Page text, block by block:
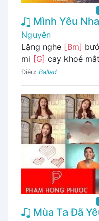
Mình Yêu
Nguyễn
Lặng nghe [Bm]
mi [G] cay khoé mắt
Điệu: Ballad
Mùa Ta Đã